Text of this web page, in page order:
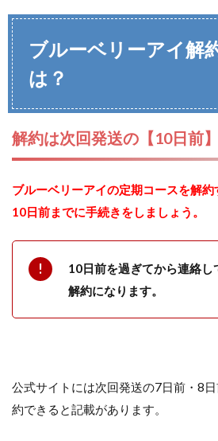
ブルーベリーアイ解
は？
解約は次回発送の【10日前
ブルーベリーアイの定期コースを解
10日前までに手続きをしましょう。
10日前を過ぎてから連絡し
解約になります。
公式サイトには次回発送の7日前・8
約できると記載があります。